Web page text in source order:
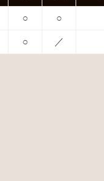
○ ○
○ ／